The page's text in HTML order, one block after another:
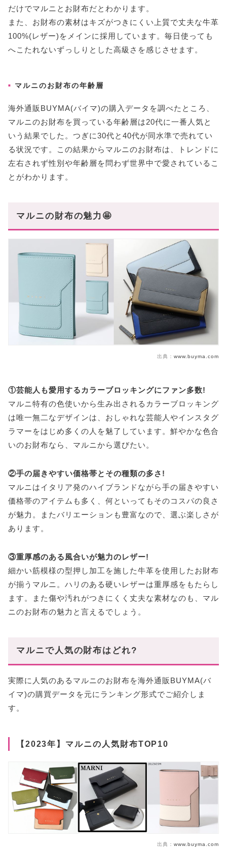
だけでマルニとお財布だとわかります。
また、お財布の素材はキズがつきにくい上質で丈夫な牛革
100%(レザー)をメインに採用しています。毎日使っても
へこたれないずっしりとした高級さを感じさせます。
マルニのお財布の年齢層
海外通販BUYMA(バイマ)の購入データを調べたところ、
マルニのお財布を買っている年齢層は20代に一番人気と
いう結果でした。つぎに30代と40代が同水準で売れてい
る状況です。この結果からマルニのお財布は、トレンドに
左右されず性別や年齢層を問わず世界中で愛されているこ
とがわかります。
マルニの財布の魅力🤩
出典： www.buyma.com
①芸能人も愛用するカラーブロッキングにファン多数!
マルニ特有の色使いから生み出されるカラーブロッキング
は唯一無二なデザインは、おしゃれな芸能人やインスタグ
ラマーをはじめ多くの人を魅了しています。鮮やかな色合
いのお財布なら、マルニから選びたい。
②手の届きやすい価格帯とその種類の多さ!
マルニはイタリア発のハイブランドながら手の届きやすい
価格帯のアイテムも多く、何といってもそのコスパの良さ
が魅力。またバリエーションも豊富なので、選ぶ楽しさが
あります。
③重厚感のある風合いが魅力のレザー!
細かい筋模様の型押し加工を施した牛革を使用したお財布
が揃うマルニ。ハリのある硬いレザーは重厚感をもたらし
ます。また傷や汚れがつきにくく丈夫な素材なのも、マル
ニのお財布の魅力と言えるでしょう。
マルニで人気の財布はどれ?
実際に人気のあるマルニのお財布を海外通販BUYMA(バ
イマ)の購買データを元にランキング形式でご紹介しま
す。
【2023年】マルニの人気財布TOP10
出典： www.buyma.com